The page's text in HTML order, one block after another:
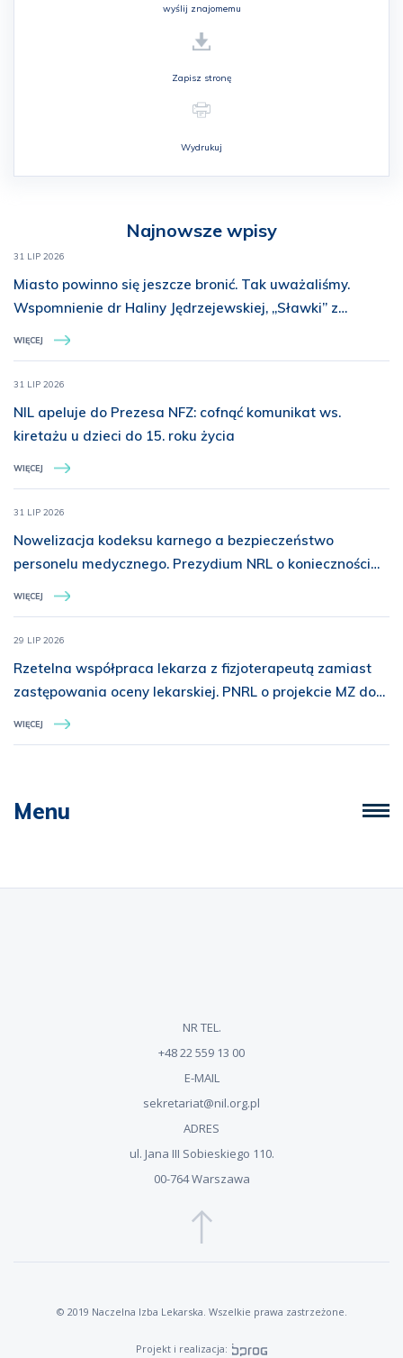
Najnowsze wpisy
31 LIP 2026
Miasto powinno się jeszcze bronić. Tak uważaliśmy.
Wspomnienie dr Haliny Jędrzejewskiej, „Sławki” z
Batalionu „Miotła”
WIĘCEJ
31 LIP 2026
NIL apeluje do Prezesa NFZ: cofnąć komunikat ws.
kiretażu u dzieci do 15. roku życia
WIĘCEJ
31 LIP 2026
Nowelizacja kodeksu karnego a bezpieczeństwo
personelu medycznego. Prezydium NRL o konieczności
rozszerzenia ochrony prawnej
WIĘCEJ
29 LIP 2026
Rzetelna współpraca lekarza z fizjoterapeutą zamiast
zastępowania oceny lekarskiej. PNRL o projekcie MZ dot.
świadczeń z zakresu rehabilitacji medycznej
WIĘCEJ
Menu
wyślij znajomemu
Zapisz stronę
Wydrukuj
NR TEL.
+48 22 559 13 00
E-MAIL
sekretariat@nil.org.pl
ADRES
ul. Jana III Sobieskiego 110.
00-764 Warszawa
© 2019 Naczelna Izba Lekarska. Wszelkie prawa zastrzeżone.
Projekt i realizacja: